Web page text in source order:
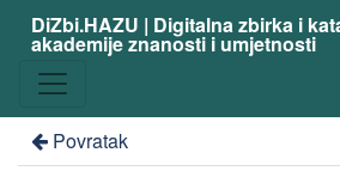
DiZbi.HAZU | Digitalna zbirka i
akademije znanosti i umjetnosti
Povratak